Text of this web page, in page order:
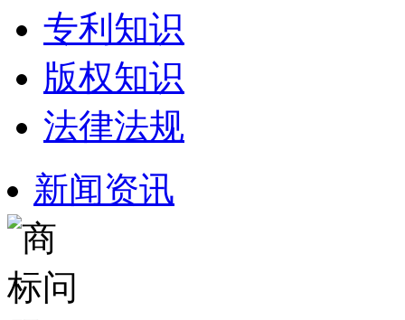
专利知识
版权知识
法律法规
新闻资讯